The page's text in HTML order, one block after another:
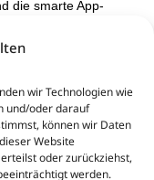
wir Technologien wie
und/oder darauf
können wir Daten
Website
oder zurückziehst,
werden.
die smarte App-
leistungsstarke,
für große und
in der